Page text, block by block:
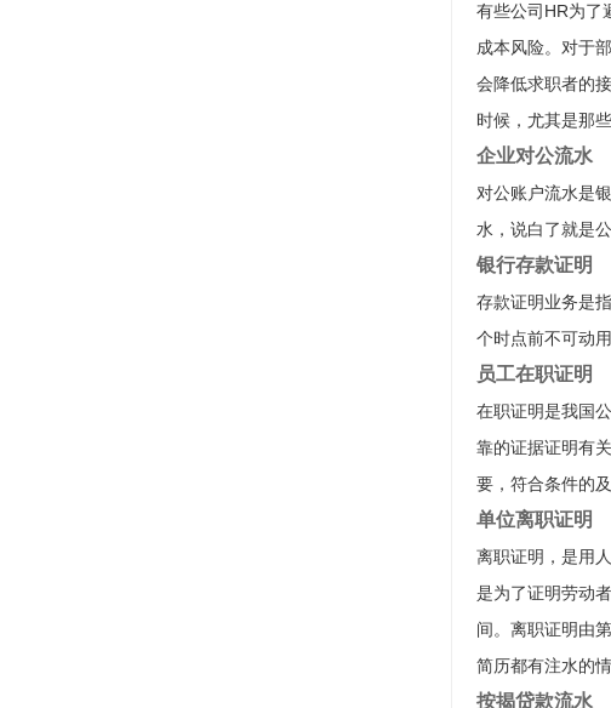
有些公司HR为了
成本风险。对于
会降低求职者的
时候，尤其是那
企业对公流水
对公账户流水是
水，说白了就是
银行存款证明
存款证明业务是
个时点前不可动
员工在职证明
在职证明是我国
靠的证据证明有
要，符合条件的
单位离职证明
离职证明，是用
是为了证明劳动
间。离职证明由
简历都有注水的
按揭贷款流水